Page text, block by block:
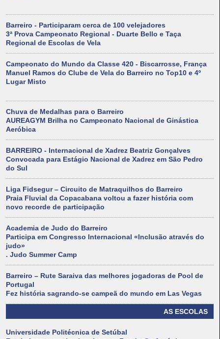
Barreiro - Participaram cerca de 100 velejadores
3ª Prova Campeonato Regional - Duarte Bello e Taça
Regional de Escolas de Vela
Campeonato do Mundo da Classe 420 - Biscarrosse, França
Manuel Ramos do Clube de Vela do Barreiro no Top10 e 4º
Lugar Misto
Chuva de Medalhas para o Barreiro
AUREAGYM Brilha no Campeonato Nacional de Ginástica
Aeróbica
BARREIRO - Internacional de Xadrez Beatriz Gonçalves
Convocada para Estágio Nacional de Xadrez em São Pedro
do Sul
Liga Fidsegur – Circuito de Matraquilhos do Barreiro
Praia Fluvial da Copacabana voltou a fazer história com
novo recorde de participação
Academia de Judo do Barreiro
Participa em Congresso Internacional «Inclusão através do
judo»
. Judo Summer Camp
Barreiro – Rute Saraiva das melhores jogadoras de Pool de
Portugal
Fez história sagrando-se campeã do mundo em Las Vegas
AS ESCOLAS
Universidade Politécnica de Setúbal